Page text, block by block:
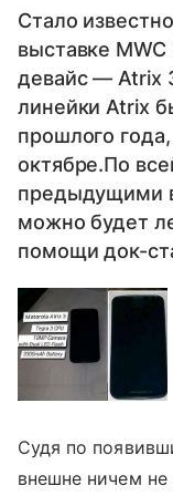
Стало
выставке
девайс — Atrix
линейки Atrix
прошлого
октябре.По
предыдущими
можно будет
помощи док-
Судя по
внешне ничем не